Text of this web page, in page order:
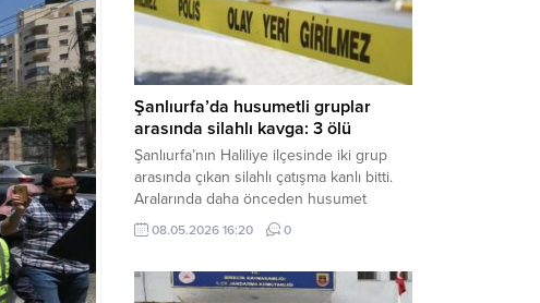
Şanlıurfa’da husumetli gruplar
arasında silahlı kavga: 3 ölü
Şanlıurfa’nın Haliliye ilçesinde iki grup
arasında çıkan silahlı çatışma kanlı bitti.
Aralarında daha önceden husumet
olduğu öğrenilen tarafların kavgası
neticesinde 3 kişi olay yerinde yaşamını
ilçesine bağlı kırsal Konaç Mahallesi’nde
08.05.2026 16:20 0